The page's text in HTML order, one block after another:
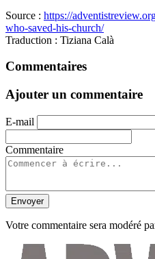
Source : https://
who-saved-his-church/
Traduction : Tiziana Calà
Commentaires
Ajouter un commentaire
E-mail
Commentaire
Envoyer
Votre commentaire sera modéré